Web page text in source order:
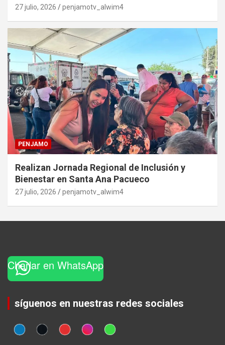
27 julio, 2026 penjamotv_alwim4
PENJAMO
Realizan Jornada Regional de Inclusión y
Bienestar en Santa Ana Pacueco
27 julio, 2026 penjamotv_alwim4
Charlar en WhatsApp
síguenos en nuestras redes sociales